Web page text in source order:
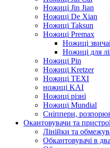
Ножиці Jin Jian
Ножиці De Xian
Ножиці Taksun
Ножиці Premax
Ножиці
Ножиці для
Ножиці Pin
Ножиці Kretzer
Ножиці TEXI
ножиці KAI
Ножиці різні
Ножиці Mundial
Сніппери,
Окантовувачи та
Лінійки та
Обкантовувачі в